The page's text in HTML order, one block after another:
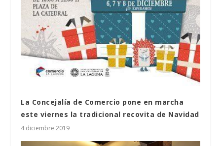
La Concejalía de Comercio pone en marcha
este viernes la tradicional recovita de Navidad
4 diciembre 2019